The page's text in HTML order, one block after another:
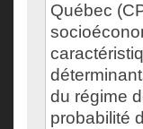
Québec
du régime
probabilité